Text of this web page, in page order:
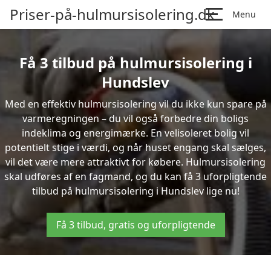
Priser-på-hulmursisolering.dk Menu
Få 3 tilbud på hulmursisolering i
Hundslev
Med en effektiv hulmursisolering vil du ikke kun spare på
varmeregningen – du vil også forbedre din boligs
indeklima og energimærke. En velisoleret bolig vil
potentielt stige i værdi, og når huset engang skal sælges,
vil det være mere attraktivt for købere. Hulmursisolering
skal udføres af en fagmand, og du kan få 3 uforpligtende
tilbud på hulmursisolering i Hundslev lige nu!
Få 3 tilbud, gratis og uforpligtende